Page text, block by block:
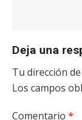
Deja una
Tu dirección
Los campos
Comentario *